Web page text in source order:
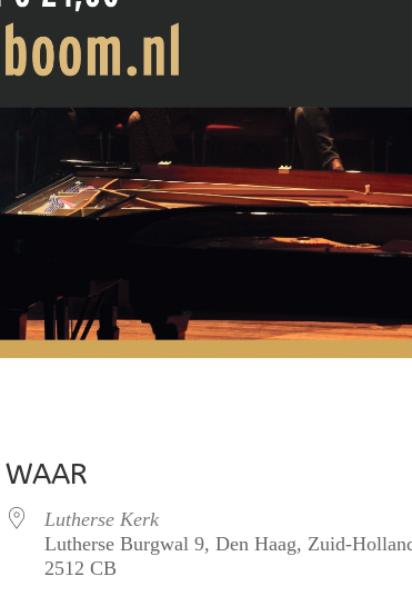
WAAR
Lutherse Kerk
Lutherse Burgwal 9, Den Haag, Zuid-
2512 CB